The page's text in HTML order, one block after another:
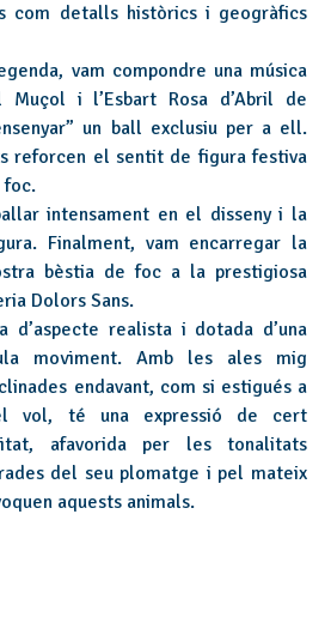
com detalls històrics i geogràfics
vam compondre una música
Muçol i l’Esbart Rosa d’Abril de
un ball exclusiu per a ell.
reforcen el sentit de figura festiva
foc.
intensament en el disseny i la
Finalment, vam encarregar la
bèstia de foc a la prestigiosa
Dolors Sans.
d’aspecte realista i dotada d’una
moviment. Amb les ales mig
endavant, com si estigués a
vol, té una expressió de cert
afavorida per les tonalitats
del seu plomatge i pel mateix
aquests animals.